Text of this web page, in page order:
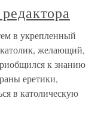
в укрепленный
желающий,
к знанию
еретики,
в католическую